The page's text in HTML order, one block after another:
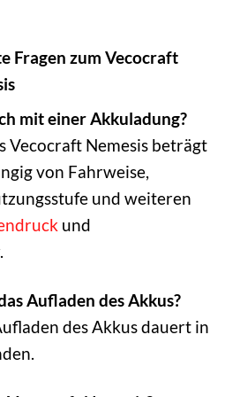
Fragen zum Vecocraft
mit einer Akkuladung?
Vecocraft Nemesis beträgt
von Fahrweise,
und weiteren
und
Aufladen des Akkus?
des Akkus dauert in